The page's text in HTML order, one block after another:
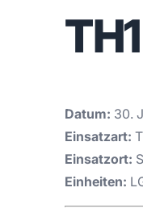
Datum: 30.
Einsatzart:
Einsatzort:
Einheiten: